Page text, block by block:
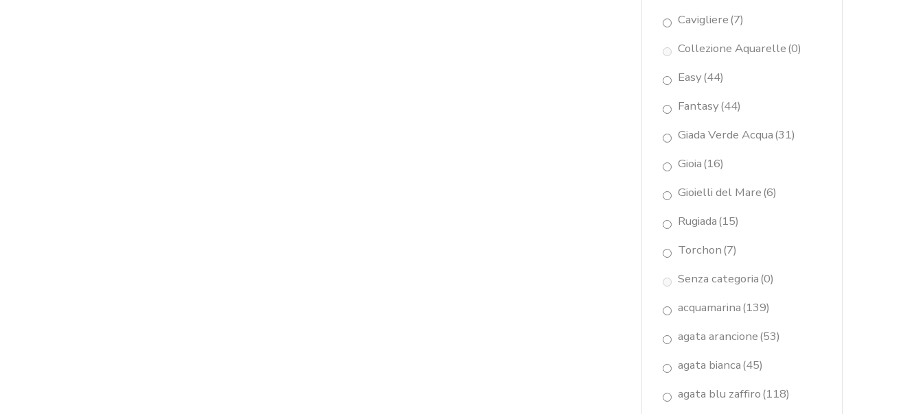
Cavigliere(7)
Collezione Aquarelle(0)
Easy(44)
Fantasy(44)
Giada Verde Acqua(31)
Gioia(16)
Gioielli del Mare(6)
Rugiada(15)
Torchon(7)
Senza categoria(0)
acquamarina(139)
agata arancione(53)
agata bianca(45)
agata blu zaffiro(118)